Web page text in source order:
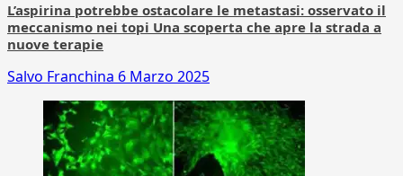
L’aspirina potrebbe ostacolare le metastasi: osservato il
meccanismo nei topi Una scoperta che apre la strada a
nuove terapie
Salvo Franchina 6 Marzo 2025